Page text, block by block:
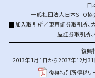
日
一般社団法人日本STO協
加入取引所／東京証券取引所、
屋証券取引所、
復興
2013年1月1日から2037年12月31
復興特別所得税リ